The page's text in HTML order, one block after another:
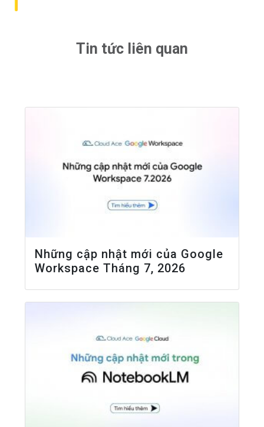
Tin tức liên quan
Những cập nhật mới của Google
Workspace Tháng 7, 2026